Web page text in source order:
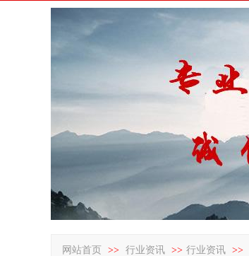
网站首页 >> 行业资讯 >> 行业资讯 >>